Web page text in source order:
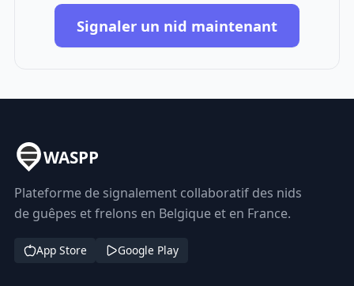
Signaler un nid maintenant
WASPP
Plateforme de signalement collaboratif des nids
de guêpes et frelons en Belgique et en France.
App Store Google Play